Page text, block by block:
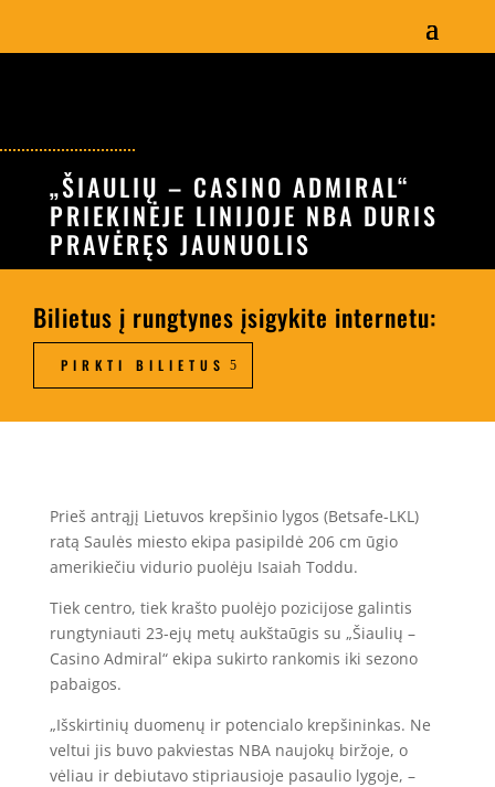
„ŠIAULIŲ – CASINO ADMIRAL“
PRIEKINĖJE LINIJOJE NBA DURIS
PRAVĖRĘS JAUNUOLIS
Bilietus į rungtynes įsigykite internetu:
PIRKTI BILIETUS
Prieš antrąjį Lietuvos krepšinio lygos (Betsafe-LKL)
ratą Saulės miesto ekipa pasipildė 206 cm ūgio
amerikiečiu vidurio puolėju Isaiah Toddu.
Tiek centro, tiek krašto puolėjo pozicijose galintis
rungtyniauti 23-ejų metų aukštaūgis su „Šiaulių –
Casino Admiral“ ekipa sukirto rankomis iki sezono
pabaigos.
„Išskirtinių duomenų ir potencialo krepšininkas. Ne
veltui jis buvo pakviestas NBA naujokų biržoje, o
vėliau ir debiutavo stipriausioje pasaulio lygoje, –